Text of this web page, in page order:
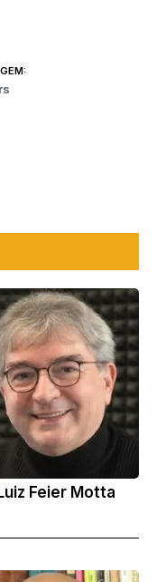
Luiz Feier Motta